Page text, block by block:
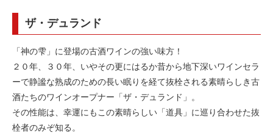
ザ・デュランド
「神の雫」に登場の古酒ワインの強い味方！
２０年、３０年、いやその更にはるか昔から地下深いワインセラ
ーで静謐な熟成のための長い眠りを経て抜栓される素晴らしき古
酒たちのワインオープナー「ザ・デュランド」。
その性能は、幸運にもこの素晴らしい「道具」に巡り合わせた抜
栓者のみぞ知る。